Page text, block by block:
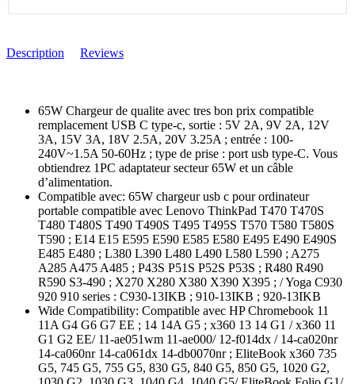
Description Reviews
65W Chargeur de qualite avec tres bon prix compatible
remplacement USB C type-c, sortie : 5V 2A, 9V 2A, 12V
3A, 15V 3A, 18V 2.5A, 20V 3.25A ; entrée : 100-
240V~1.5A 50-60Hz ; type de prise : port usb type-C. Vous
obtiendrez 1PC adaptateur secteur 65W et un câble
d’alimentation.
Compatible avec: 65W chargeur usb c pour ordinateur
portable compatible avec Lenovo ThinkPad T470 T470S
T480 T480S T490 T490S T495 T495S T570 T580 T580S
T590 ; E14 E15 E595 E590 E585 E580 E495 E490 E490S
E485 E480 ; L380 L390 L480 L490 L580 L590 ; A275
A285 A475 A485 ; P43S P51S P52S P53S ; R480 R490
R590 S3-490 ; X270 X280 X380 X390 X395 ; / Yoga C930
920 910 series : C930-13IKB ; 910-13IKB ; 920-13IKB
Wide Compatibility: Compatible avec HP Chromebook 11
11A G4 G6 G7 EE ; 14 14A G5 ; x360 13 14 G1 / x360 11
G1 G2 EE/ 11-ae051wm 11-ae000/ 12-f014dx / 14-ca020nr
14-ca060nr 14-ca061dx 14-db0070nr ; EliteBook x360 735
G5, 745 G5, 755 G5, 830 G5, 840 G5, 850 G5, 1020 G2,